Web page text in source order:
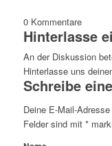
0 Kommentare
Hinterlasse
An der Diskussion
Hinterlasse uns
Schreibe
Deine E-Mail-
Felder sind mit *